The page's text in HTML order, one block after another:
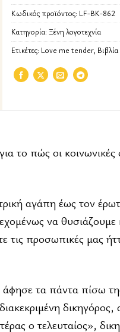
Κωδικός προϊόντος: LF-BK-862
Κατηγορία: Ξένη λογοτεχνία
Ετικέτες: Love me tender,
το πώς οι
αγάπη έως τον
να
προσωπικές μας
άφησε τα πάντα πίσω
δικηγόρος,
ο τελευταίος»,